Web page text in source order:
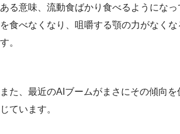
ある意味、流動食ばかり食べるようになっ
を食べなくなり、咀嚼する顎の力がなく
す。
また、最近のAIブームがまさにその傾向
じています。